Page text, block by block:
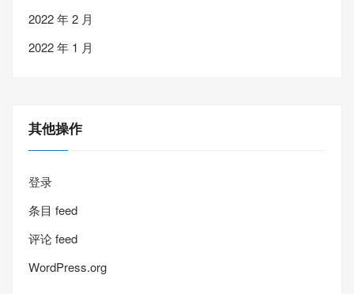
2022 年 2 月
2022 年 1 月
其他操作
登录
条目 feed
评论 feed
WordPress.org